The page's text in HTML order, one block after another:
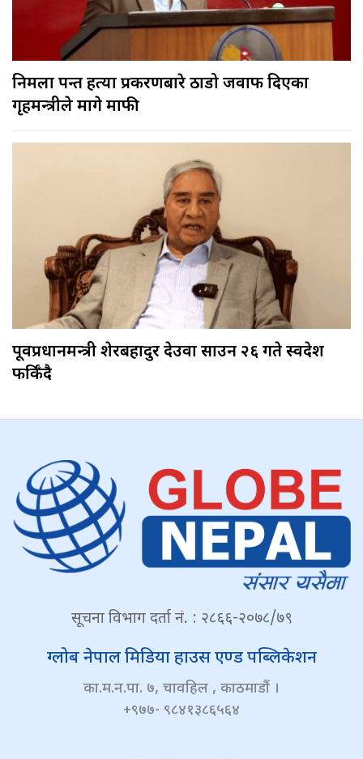
निर्मला पन्त हत्या प्रकरणबारे ठाडो जवाफ दिएका
गृहमन्त्रीले मागे माफी
पूर्वप्रधानमन्त्री शेरबहादुर देउवा साउन २६ गते स्वदेश
फर्किँदै
सूचना विभाग दर्ता नं. : २८६६-२०७८/७९
ग्लोब नेपाल मिडिया हाउस एण्ड पब्लिकेशन
का.म.न.पा. ७, चावहिल , काठमाडौं ।
+९७७- ९८४१३८६५६४